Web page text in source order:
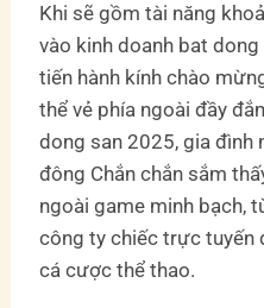
Khi sẽ gồm tài năng
vào kinh doanh bat
tiến hành kính chào
thể vẻ phía ngoài đầy
dong san 2025, gia đình
đông Chắn chắn sắm
ngoài game minh bạch,
công ty chiếc trực tuyến
cá cược thể thao.